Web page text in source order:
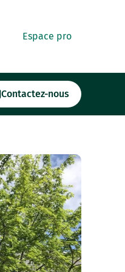
Espace pro
Contactez-nous